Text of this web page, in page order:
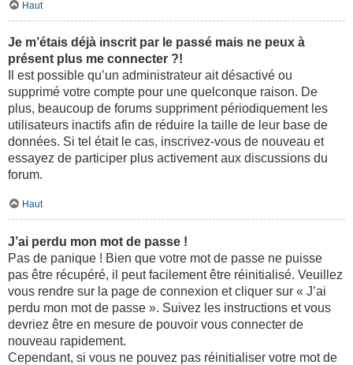
Haut
Je m’étais déjà inscrit par le passé mais ne peux à
présent plus me connecter ?!
Il est possible qu’un administrateur ait désactivé ou
supprimé votre compte pour une quelconque raison. De
plus, beaucoup de forums suppriment périodiquement les
utilisateurs inactifs afin de réduire la taille de leur base de
données. Si tel était le cas, inscrivez-vous de nouveau et
essayez de participer plus activement aux discussions du
forum.
Haut
J’ai perdu mon mot de passe !
Pas de panique ! Bien que votre mot de passe ne puisse
pas être récupéré, il peut facilement être réinitialisé. Veuillez
vous rendre sur la page de connexion et cliquer sur « J’ai
perdu mon mot de passe ». Suivez les instructions et vous
devriez être en mesure de pouvoir vous connecter de
nouveau rapidement.
Cependant, si vous ne pouvez pas réinitialiser votre mot de